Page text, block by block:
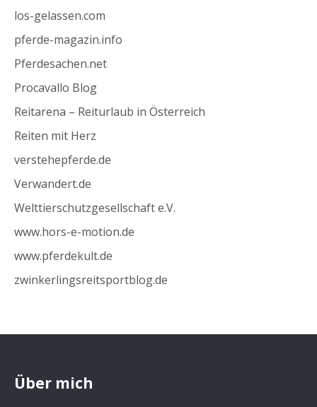
los-gelassen.com
pferde-magazin.info
Pferdesachen.net
Procavallo Blog
Reitarena – Reiturlaub in Österreich
Reiten mit Herz
verstehepferde.de
Verwandert.de
Welttierschutzgesellschaft e.V.
www.hors-e-motion.de
www.pferdekult.de
zwinkerlingsreitsportblog.de
Über mich